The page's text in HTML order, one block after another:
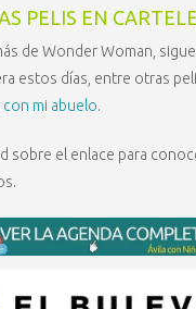
PELIS EN
de Wonder Woman,
estos días, entre otras
con mi abuelo.
sobre el enlace para